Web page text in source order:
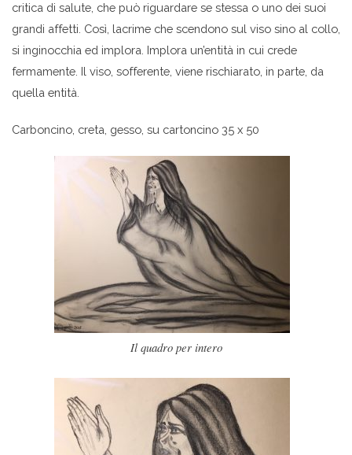
critica di salute, che può riguardare se stessa o uno dei suoi
grandi affetti. Così, lacrime che scendono sul viso sino al collo,
si inginocchia ed implora. Implora un’entità in cui crede
fermamente. Il viso, sofferente, viene rischiarato, in parte, da
quella entità.
Carboncino, creta, gesso, su cartoncino 35 x 50
Il quadro per intero